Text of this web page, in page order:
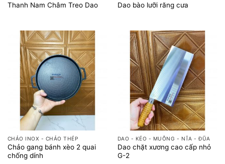
Thanh Nam Châm Treo Dao Dao bào lưỡi răng cưa
CHẢO INOX - CHẢO THÉP
Chảo gang bánh xèo 2 quai
chống dính
DAO - KÉO - MUỖNG - NĨA - ĐŨA
Dao chặt xương cao cấp nhỏ
G-2